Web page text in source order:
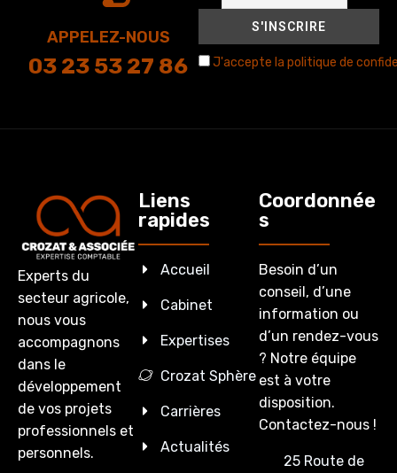
APPELEZ-NOUS
03 23 53 27 86 J'accepte la politique de
Experts du
secteur agricole,
nous vous
accompagnons
dans le
développement
de vos projets
professionnels et
personnels.
Liens
rapides
Accueil
Cabinet
Expertises
Crozat Sphère
Carrières
Actualités
Coordonnée
s
Besoin d’un
conseil, d’une
information ou
d’un rendez-vous
? Notre équipe
est à votre
disposition.
Contactez-nous !
25 Route de